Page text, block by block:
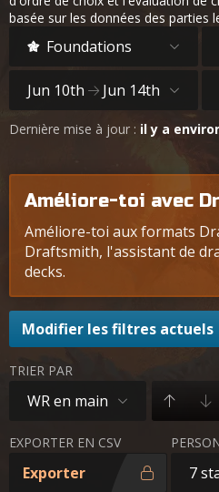
basée sur les données des parties
Foundations
Jun 10th Jun 14th
Dernière mise à jour : il y a
Améliore-toi avec
Améliore-toi aux formats
Draftsmith, l'assistant de
decks.
Modifier les filtres actuels
TRIER PAR
WR en main
EXPORTER EN CSV
Exporter 7